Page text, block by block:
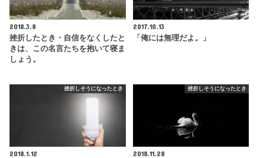
2018.3.8
挫折したとき・自信をなくしたと
きは、この名言たちを抱いて寝ま
しょう。
2017.10.13
「俺には無理だよ。」
挫折しそうになったとき
2018.1.12
挫折しそうになったとき
2018.11.28